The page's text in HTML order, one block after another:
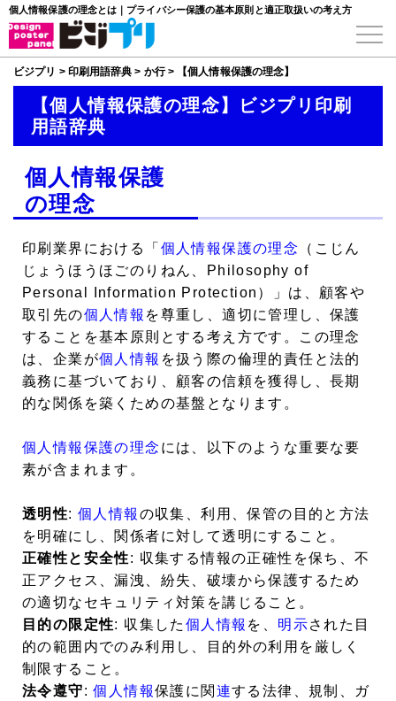
個人情報保護の理念とは｜プライバシー保護の基本原則と適正取扱いの考え方
ビジプリ > 印刷用語辞典 > か行> 【個人情報保護の理念】
【個人情報保護の理念】ビジプリ印刷
用語辞典
個人情報保護
の理念
印刷業界における「 個人情報保護の理念
（こじん
じょうほうほごのりねん、Philosophy of
Personal Information Protection）」は、顧客や
取引先の個人情報 を尊重し、適切に管理し、保護
することを基本原則とする考え方です。この理念
は、企業が個人情報 を扱う際の倫理的責任と法的
義務に基づいており、顧客の信頼を獲得し、長期
的な関係を築くための基盤となります。
個人情報保護の理念 には、以下のような重要な要
素が含まれます。
透明性:個人情報 の収集、利用、保管の目的と方法
を明確にし、関係者に対して透明にすること。
正確性と安全性: 収集する情報の正確性を保ち、不
正アクセス、漏洩、紛失、破壊から保護するため
の適切なセキュリティ対策を講じること。
目的の限定性: 収集した 個人情報 を、 明示された目
的の範囲内でのみ利用し、目的外の利用を厳しく
制限すること。
法令遵守:個人情報保護に関 連する法律、規制、ガ